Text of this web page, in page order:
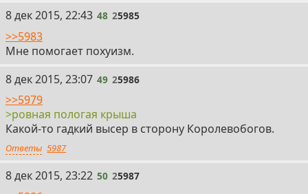
48
8 дек 2015, 22:43 48 25985
>>5983
Мне помогает похуизм.
49
8 дек 2015, 23:07 49 25986
>>5979
>ровная пологая крыша
Какой-то гадкий высер в сторону Королевобогов.
Ответы 5987
50
8 дек 2015, 23:22 50 25987